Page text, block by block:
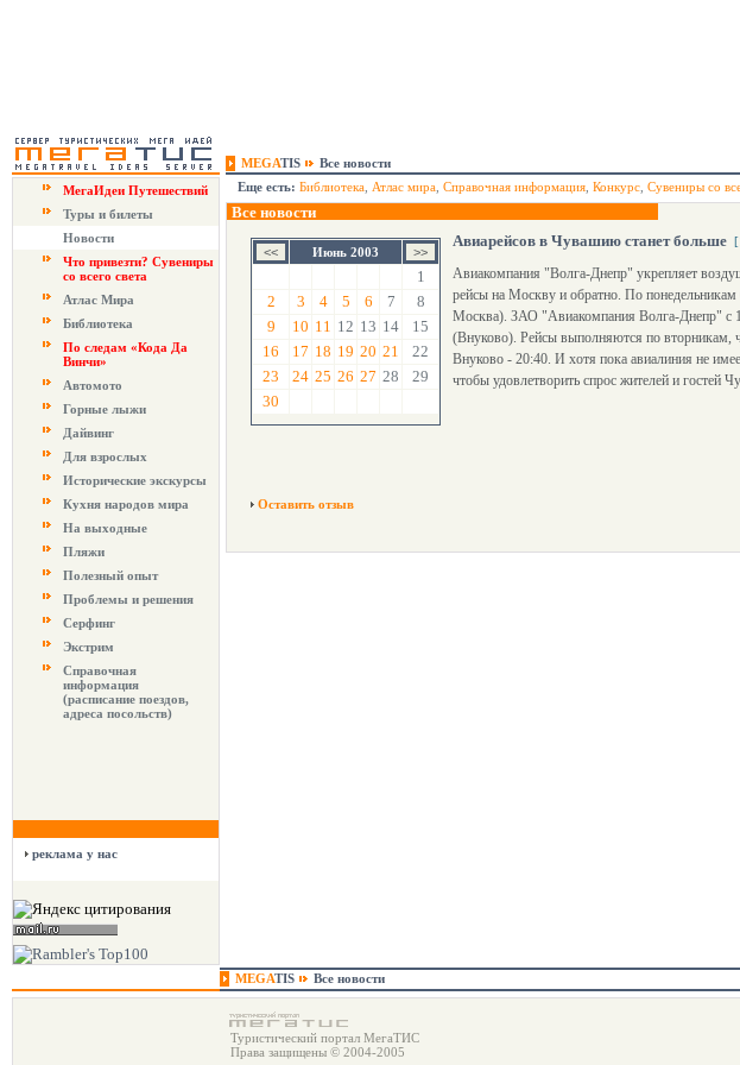
MEGATIS
Все новости
МегаИдеи Путешествий
Туры и билеты
Новости
Что привезти? Сувениры
со всего света
Атлас Мира
Библиотека
По следам «Кода Да
Винчи»
Автомото
Горные лыжи
Дайвинг
Для взрослых
Исторические экскурсы
Кухня народов мира
На выходные
Пляжи
Полезный опыт
Проблемы и решения
Серфинг
Экстрим
Справочная
информация
(расписание поездов,
адреса посольств)
реклама у нас
Еще есть: Библиотека Атлас мира Справочная информация Конкурс Сувениры со
Все новости
Июнь 2003
1
2
3 4 5 6 7
8
9
10 11 12 13 14
15
16
17 18 19 20 21
22
23
24 25 26 27 28
29
30
Авиарейсов в Чувашию станет больше
Авиакомпания "Волга-Днепр" укрепляет
рейсы на Москву и обратно. По
Москва). ЗАО "Авиакомпания Волга-Днепр" с
(Внуково). Рейсы выполняются по вторникам,
Внуково - 20:40. И хотя пока авиалиния не
чтобы удовлетворить спрос жителей и гостей
Оставить отзыв
MEGATIS Все новости
Туристический портал МегаТИС
Права защищены © 2004-2005